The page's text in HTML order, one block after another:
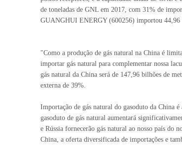
de toneladas de GNL em 2017, com 31% de
GUANGHUI ENERGY (600256) importou 44,96
"Como a produção de gás natural na China é
importar gás natural para complementar nossa
gás natural da China será de 147,96 bilhões de
externa de 39%.
Importação de gás natural do gasoduto da China
gasoduto de gás natural aumentará
e Rússia fornecerão gás natural ao nosso país do
China, a oferta diversificada de importações e